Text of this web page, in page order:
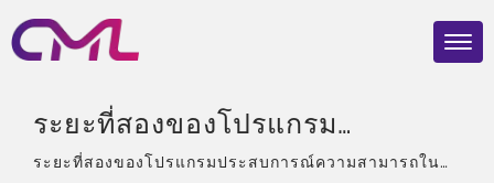
ระยะที่สองของโปรแกรม
ประสบการณ์ความสามารถใน
ระยะที่สองของโปรแกรมประสบการณ์ความสามารถใน